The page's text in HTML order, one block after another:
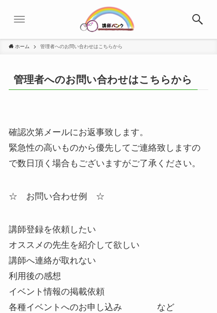
ホーム 管理者へのお問い合わせはこちらから
管理者へのお問い合わせはこちらから
確認次第メールにお返事致します。
緊急性の高いものから優先してご連絡致しますの
で数日頂く場合もございますがご了承ください。
☆ お問い合わせ例 ☆
講師登録を依頼したい
オススメの先生を紹介して欲しい
講師へ連絡が取れない
利用後の感想
イベント情報の掲載依頼
各種イベントへのお申し込み など